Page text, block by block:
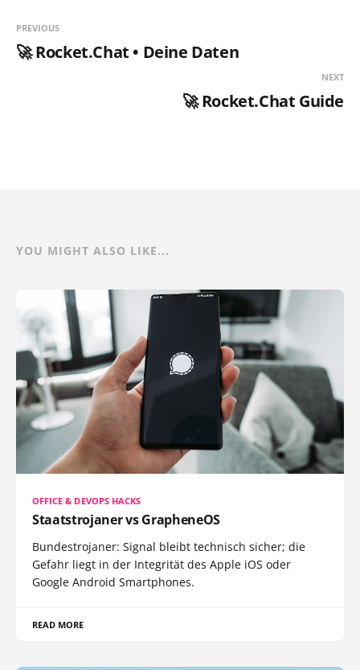
PREVIOUS
🚀 Rocket.Chat • Deine Daten
NEXT
🚀 Rocket.Chat Guide
YOU MIGHT ALSO LIKE...
OFFICE & DEVOPS HACKS
Staatstrojaner vs GrapheneOS
Bundestrojaner: Signal bleibt technisch sicher; die
Gefahr liegt in der Integrität des Apple iOS oder
Google Android Smartphones.
READ MORE